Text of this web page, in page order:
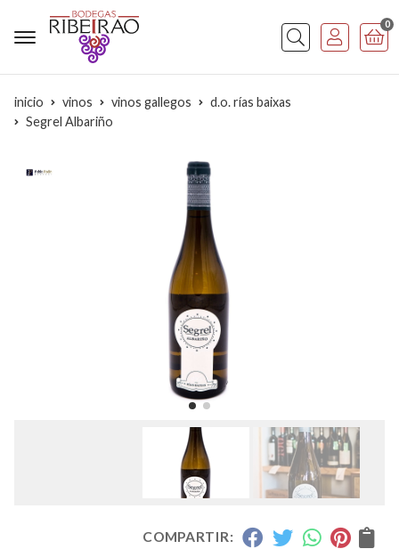
Buscar
0
inicio vinos vinos gallegos
d.o. rías baixas
Segrel Albariño
COMPARTIR: